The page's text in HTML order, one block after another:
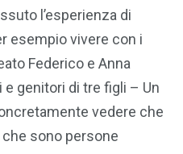
l’esperienza di
esempio vivere con i
Federico e Anna
e genitori di tre figli – Un
vedere che
sono persone